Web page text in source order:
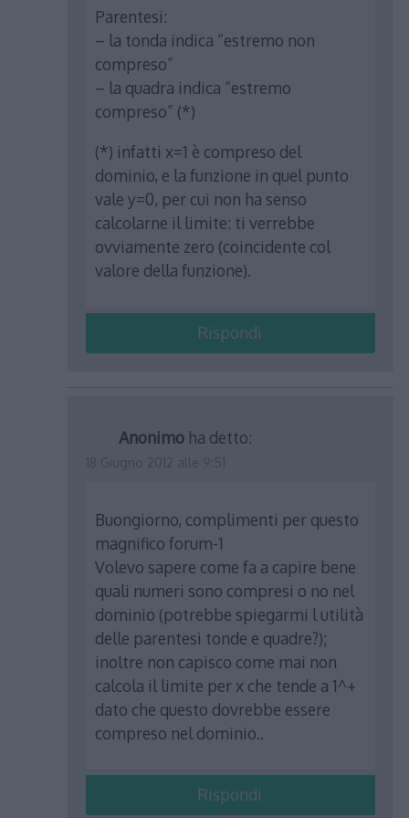
Parentesi:
– la tonda indica “estremo non
compreso”
– la quadra indica “estremo
compreso” (*)
(*) infatti x=1 è compreso del
dominio, e la funzione in quel punto
vale y=0, per cui non ha senso
calcolarne il limite: ti verrebbe
ovviamente zero (coincidente col
valore della funzione).
Rispondi
Anonimo ha detto:
Buongiorno, complimenti per questo
magnifico forum-1
Volevo sapere come fa a capire bene
quali numeri sono compresi o no nel
dominio (potrebbe spiegarmi l utilità
delle parentesi tonde e quadre?);
inoltre non capisco come mai non
calcola il limite per x che tende a 1^+
dato che questo dovrebbe essere
compreso nel dominio..
Rispondi